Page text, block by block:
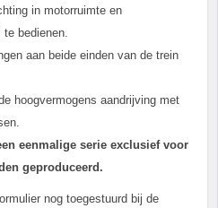
in motorruimte en
bedienen.
aan beide einden van de trein
hoogvermogens aandrijving met
eenmalige serie exclusief voor
geproduceerd.
nog toegestuurd bij de